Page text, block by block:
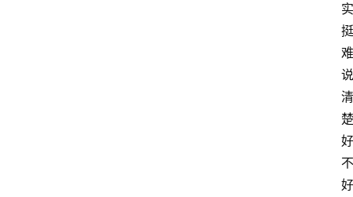
实
挺
难
说
清
楚
好
不
好